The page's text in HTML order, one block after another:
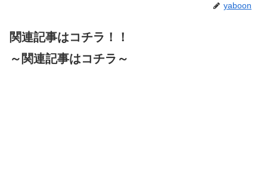
yaboon
関連記事はコチラ！！
～関連記事はコチラ～